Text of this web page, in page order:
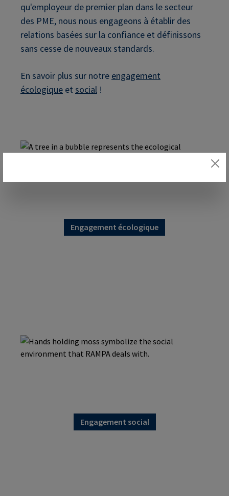
qu'employeur de premier plan dans le secteur
des PME, nous nous engageons à établir des
relations basées sur la confiance et définissons
sans cesse de nouveaux standards.
En savoir plus sur notre engagement
écologique et social !
Engagement écologique
Engagement social